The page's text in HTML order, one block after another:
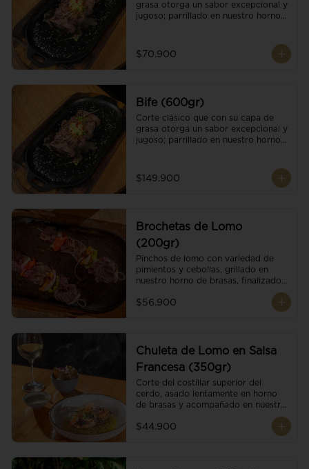
grasa otorga un sabor excepcional y
jugoso; parrillado en nuestro horno
cristales de sal y mantequilla de ajo
y pimientos. Una guarnición a
$70.900
Bife (600gr)
Corte clásico que con su capa de
grasa otorga un sabor excepcional y
jugoso; parrillado en nuestro horno
cristales de sal y mantequilla de ajo
y pimientos. Dos guarniciones a
$149.900
Brochetas de Lomo
(200gr)
Pinchos de lomo con variedad de
pimientos y cebollas, grillado en
nuestro horno de brasas, finalizado
con cristales de sal. Acompañado de
salsa criolla.
$56.900
Chuleta de Lomo en Salsa
Francesa (350gr)
Corte del costillar superior del
cerdo, asado lentamente en horno
de brasas y acompañado en nuestra
$44.900